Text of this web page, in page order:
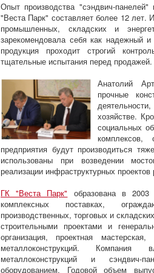
Опыт производства "сэндвич-
"Веста Парк" составляет более 12 лет.
промышленных, складских и
зарекомендовала себя как надежный
продукция проходит строгий
тщательные испытания перед продажей.
Анатолий
прочные
хозяйстве.
социальных
комплексов,
предприятия будут производиться
использованы при возведении
реализации инфраструктурных
ГК "Веста Парк" образована в 2003
комплексных поставках,
производственных, торговых и
строительными проектами и
организация, проектная
металлоконструкций.
металлоконструкций и сэндвич-
оборудованием. Годовой объем